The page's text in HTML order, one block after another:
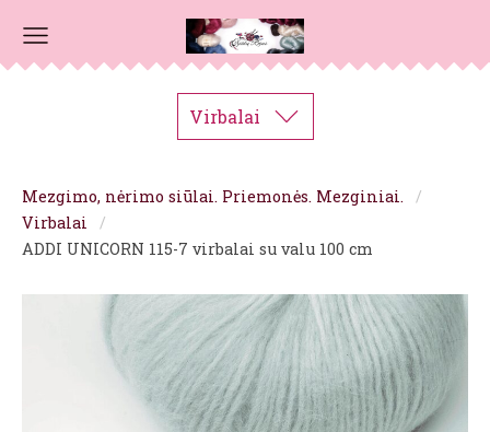
Virbalai
Mezgimo, nėrimo siūlai. Priemonės. Mezginiai.
Virbalai
ADDI UNICORN 115-7 virbalai su valu 100 cm